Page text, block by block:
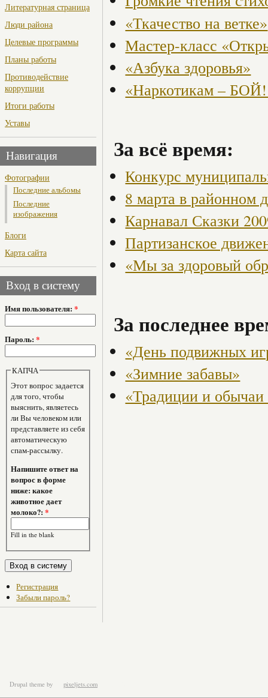
Литературная страница
Люди района
Целевые программы
Планы работы
Противодействие
коррупции
Итоги работы
Уставы
Навигация
Фотографии
Последние альбомы
Последние
изображения
Блоги
Карта сайта
Вход в систему
Имя пользователя: *
Пароль: *
КАПЧА
Этот вопрос задается
для того, чтобы
выяснить, являетесь
ли Вы человеком или
представляете из себя
автоматическую
спам-рассылку.
Напишите ответ на
вопрос в форме
ниже: какое
животное дает
молоко?:*
Fill in the blank
Регистрация
Забыли пароль?
«Ткачество на ветке»
Мастер-класс
«Азбука здоровья»
«Наркотикам –
За всё время:
Конкурс
8 марта в районном
Карнавал Сказки
Партизанское
«Мы за здоровый
За последнее
«День подвижных
«Зимние забавы»
«Традиции и
Drupal theme by pixeljets.com